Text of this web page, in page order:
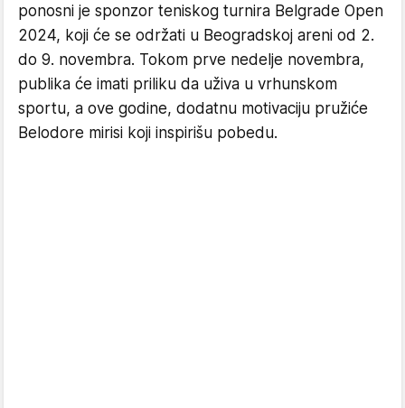
ponosni je sponzor teniskog turnira Belgrade Open
2024, koji će se održati u Beogradskoj areni od 2.
do 9. novembra. Tokom prve nedelje novembra,
publika će imati priliku da uživa u vrhunskom
sportu, a ove godine, dodatnu motivaciju pružiće
Belodore mirisi koji inspirišu pobedu.